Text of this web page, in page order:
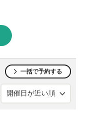
一括で予約する